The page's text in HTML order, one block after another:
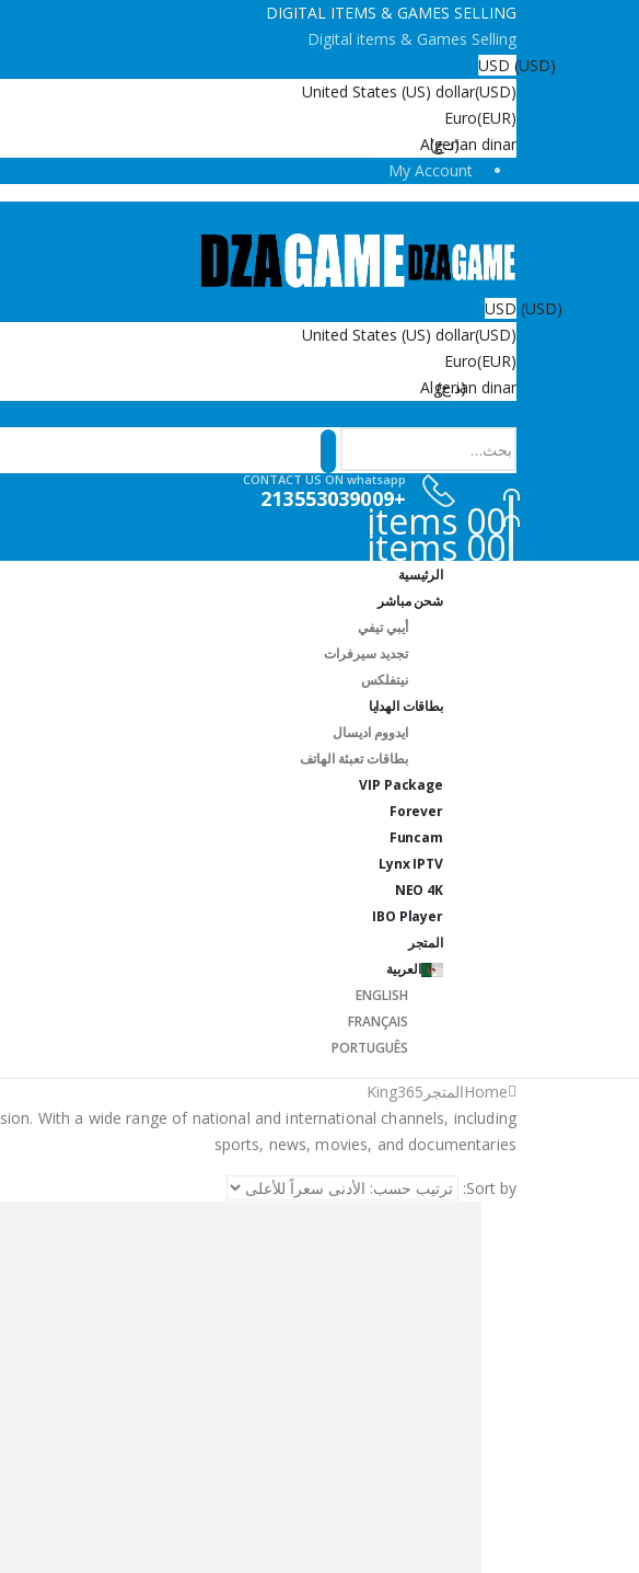
DIGITAL ITEMS & GAMES SELLING
Digital items & Games Selling
(USD)
USD
United States (US) dollar(USD)
Euro(EUR)
Algerian dinar
(د.ج)
My Account
(USD)
USD
United States (US) dollar(USD)
Euro(EUR)
Algerian dinar
(د.ج)
CONTACT US ON whatsapp
+213553039009 00 items
00 items
الرئيسية
شحن مباشر
أيبي تيفي
تجديد سيرفرات
نيتفلكس
بطاقات الهدايا
ايدووم اديسال
بطاقات تعبئة الهاتف
VIP Package
Forever
Funcam
Lynx IPTV
NEO 4K
IBO Player
المتجر
العربية
ENGLISH
FRANÇAIS
PORTUGUÊS
Homeالمتجر King365
With a wide range of national and international channels, including
sports, news, movies, and documentaries
Sort by: